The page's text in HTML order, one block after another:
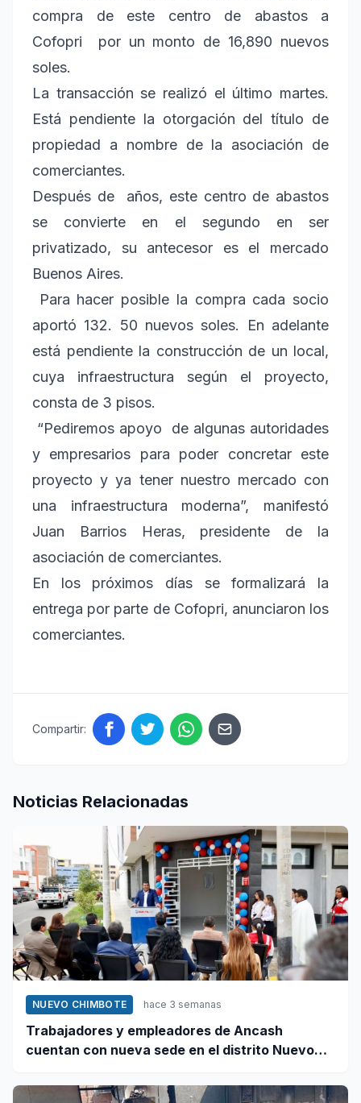
compra de este centro de abastos a
Cofopri por un monto de 16,890 nuevos
soles.
La transacción se realizó el último martes.
Está pendiente la otorgación del título de
propiedad a nombre de la asociación de
comerciantes.
Después de años, este centro de abastos
se convierte en el segundo en ser
privatizado, su antecesor es el mercado
Buenos Aires.
Para hacer posible la compra cada socio
aportó 132. 50 nuevos soles. En adelante
está pendiente la construcción de un local,
cuya infraestructura según el proyecto,
consta de 3 pisos.
“Pediremos apoyo de algunas autoridades
y empresarios para poder concretar este
proyecto y ya tener nuestro mercado con
una infraestructura moderna”, manifestó
Juan Barrios Heras, presidente de la
asociación de comerciantes.
En los próximos días se formalizará la
entrega por parte de Cofopri, anunciaron los
comerciantes.
Compartir:
Noticias Relacionadas
NUEVO CHIMBOTE hace 3 semanas
Trabajadores y empleadores de Ancash
cuentan con nueva sede en el distrito Nuevo